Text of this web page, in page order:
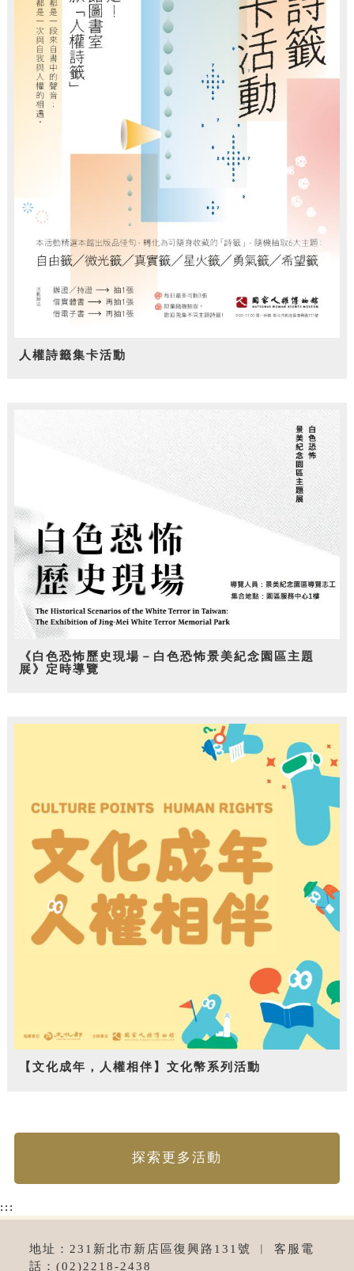
人權詩籤集卡活動
《白色恐怖歷史現場－白色恐怖景美紀念園區主題
展》定時導覽
【文化成年，人權相伴】文化幣系列活動
探索更多活動
:::
地址：231新北市新店區復興路131號 ︱ 客服電
話：(02)2218-2438